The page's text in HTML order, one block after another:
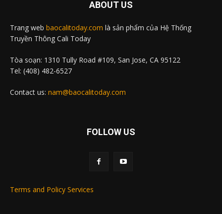
ABOUT US
Trang web baocalitoday.com là sản phẩm của Hệ Thống
Truyền Thông Cali Today
Tòa soạn: 1310 Tully Road #109, San Jose, CA 95122
Tel: (408) 482-6527
Contact us: nam@baocalitoday.com
FOLLOW US
Terms and Policy Services